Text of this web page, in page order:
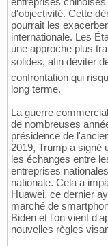
d'objectivité. Cette
pourrait les
internationale. Les
une approche plus
solides, afin déviter
confrontation qui
long terme.
La guerre
de nombreuses
présidence de
2019, Trump a signé
les échanges entre
entreprises
nationale. Cela a
Huawei, ce dernier
marché de
Biden et l'on vient
nouvelles règles